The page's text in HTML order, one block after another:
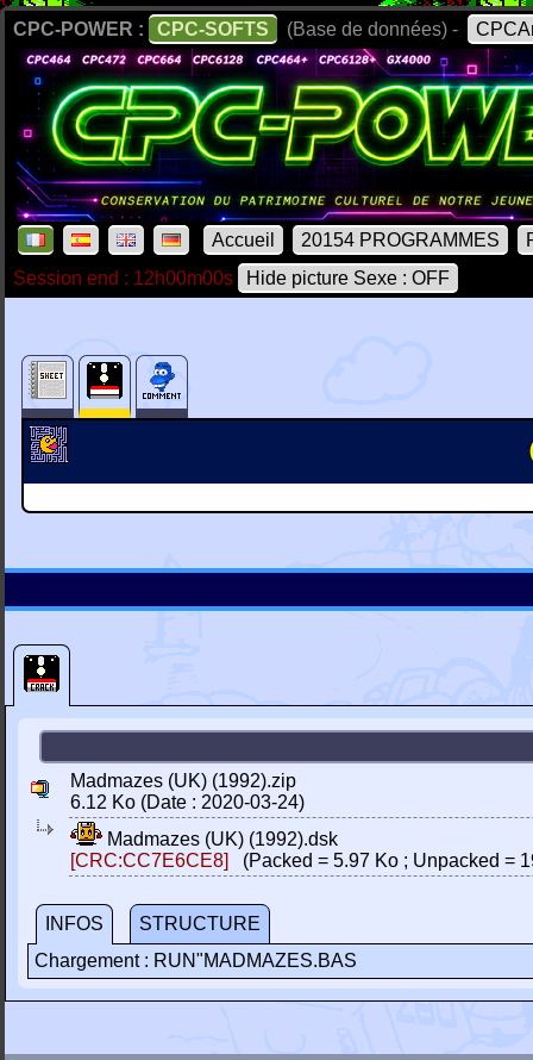
CPC-POWER : CPC-SOFTS (Base de données) -
Accueil 20154 PROGRAMMES
Session end : 12h00m00s
Hide picture Sexe : OFF
Madmazes (UK) (1992).zip
6.12 Ko (Date : 2020-03-24)
Madmazes (UK) (1992).dsk
[CRC:CC7E6CE8]
(Packed = 5.97 Ko ; Unpacked =
INFOS
STRUCTURE
Chargement : RUN"MADMAZES.BAS